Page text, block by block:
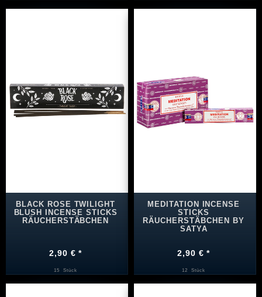
BLACK ROSE TWILIGHT
BLUSH INCENSE STICKS
RÄUCHERSTÄBCHEN
2,90 € *
15 Stück
MEDITATION INCENSE
STICKS
RÄUCHERSTÄBCHEN BY
SATYA
2,90 € *
12 Stück